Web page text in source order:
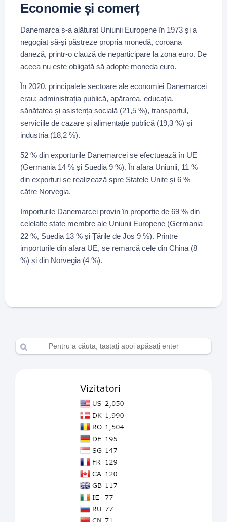
Economie și comerț
Danemarca s-a alăturat Uniunii Europene în 1973 și a
negogiat să-și păstreze propria monedă, coroana
daneză, printr-o clauză de neparticipare la zona euro. De
aceea nu este obligată să adopte moneda euro.
În 2020, principalele sectoare ale economiei Danemarcei
erau: administrația publică, apărarea, educația,
sănătatea și asistența socială (21,5 %), transportul,
serviciile de cazare și alimentație publică (19,3 %) și
industria (18,2 %).
52 % din exporturile Danemarcei se efectuează în UE
(Germania 14 % și Suedia 9 %). În afara Uniunii, 11 %
din exporturi se realizează spre Statele Unite și 6 %
către Norvegia.
Importurile Danemarcei provin în proporție de 69 % din
celelalte state membre ale Uniunii Europene (Germania
22 %, Suedia 13 % și Țările de Jos 9 %). Printre
importurile din afara UE, se remarcă cele din China (8
%) și din Norvegia (4 %).